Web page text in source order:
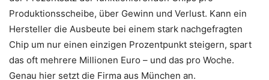
Produktionsscheibe, über Gewinn und Verlust. Kann ein
Hersteller die Ausbeute bei einem stark nachgefragten
Chip um nur einen einzigen Prozentpunkt steigern, spart
das oft mehrere Millionen Euro – und das pro Woche.
Genau hier setzt die Firma aus München an.